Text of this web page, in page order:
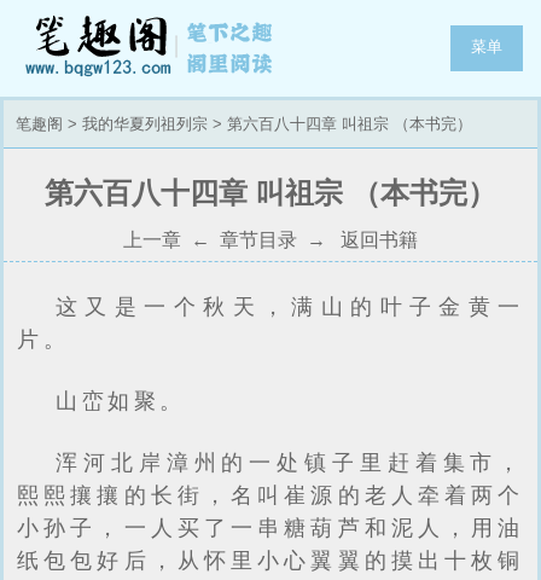
菜单
笔趣阁 > 我的华夏列祖列宗 > 第六百八十四章 叫祖宗 （本书完）
第六百八十四章 叫祖宗 （本书完）
上一章 ← 章节目录 → 返回书籍
这又是一个秋天，满山的叶子金黄一
片。
山峦如聚。
浑河北岸漳州的一处镇子里赶着集市，
熙熙攘攘的长街，名叫崔源的老人牵着两个
小孙子，一人买了一串糖葫芦和泥人，用油
纸包包好后，从怀里小心翼翼的摸出十枚铜